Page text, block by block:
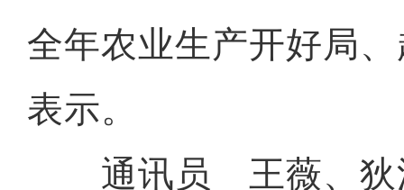
全年农业生产开好局
表示。
通讯员 王薇、狄